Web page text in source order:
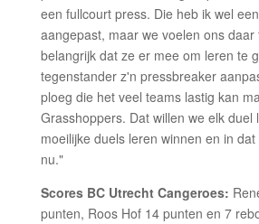
een fullcourt press. Die heb ik wel
aangepast, maar we voelen ons daar
belangrijk dat ze er mee om leren te
tegenstander z'n pressbreaker
ploeg die het veel teams lastig kan
Grasshoppers. Dat willen we elk duel
moeilijke duels leren winnen en in
nu."
Scores BC Utrecht Cangeroes:
punten, Roos Hof 14 punten en 7